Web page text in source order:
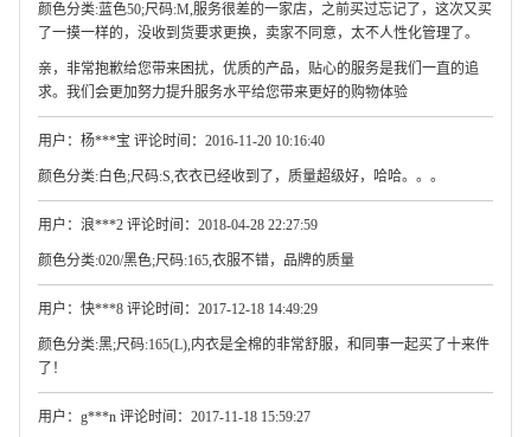
颜色分类:蓝色50;尺码:M,服务很差的一家店，之前买过忘记了，这次又买
了一摸一样的，没收到货要求更换，卖家不同意，太不人性化管理了。
亲，非常抱歉给您带来困扰，优质的产品，贴心的服务是我们一直的追
求。我们会更加努力提升服务水平给您带来更好的购物体验
用户：杨***宝 评论时间：2016-11-20 10:16:40
颜色分类:白色;尺码:S,衣衣已经收到了，质量超级好，哈哈。。。
用户：浪***2 评论时间：2018-04-28 22:27:59
颜色分类:020/黑色;尺码:165,衣服不错，品牌的质量
用户：快***8 评论时间：2017-12-18 14:49:29
颜色分类:黑;尺码:165(L),内衣是全棉的非常舒服，和同事一起买了十来件
了！
用户：g***n 评论时间：2017-11-18 15:59:27